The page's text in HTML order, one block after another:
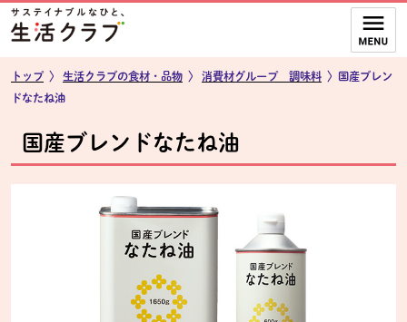
ページの先頭です。
本文へジャンプする。
トップ 〉 生活クラブの食材・品物 〉 消費材グループ 調味料 〉国産ブレン
ドなたね油
国産ブレンドなたね油